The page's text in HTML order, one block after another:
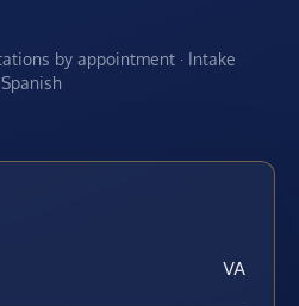
by appointment · Intake
VA